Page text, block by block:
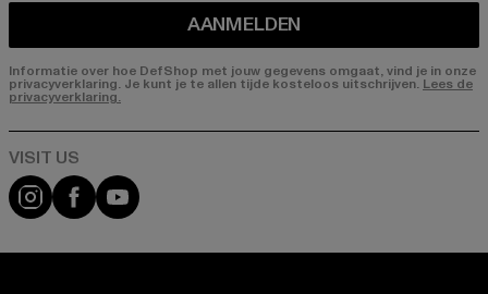
AANMELDEN
Informatie over hoe DefShop met jouw gegevens omgaat, vind je in onze
privacyverklaring. Je kunt je te allen tijde kosteloos uitschrijven. Lees de
privacyverklaring.
Visit our Instagram page:
Visit our Facebook page:
Visit our YouTube channel: